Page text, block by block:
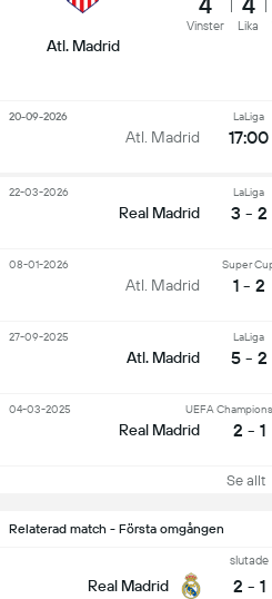
Relaterad match - Första omgången
Real Madrid
slutade
2 - 1
Atl. Madrid
Vinster Lika
Atl. Madrid
LaLiga
17:00
20-09-2026
Real Madrid
LaLiga
3 - 2
22-03-2026
Atl. Madrid
Super
1 - 2
08-01-2026
Atl. Madrid
LaLiga
5 - 2
27-09-2025
Real Madrid
UEFA
2 - 1
04-03-2025
Se allt